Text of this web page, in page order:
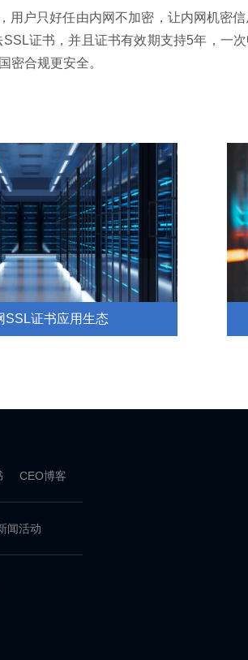
户只好任由内网不加密，让内网机密
证书，并且证书有效期支持5年，一
密合规更安全。
SSL证书应用生态
CEO博客
闻活动